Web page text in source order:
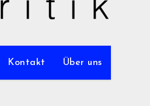
Kontakt Über uns